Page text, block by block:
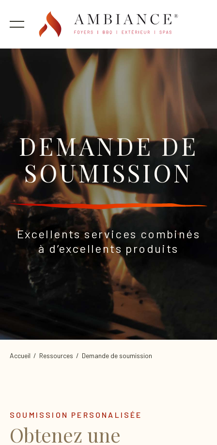
DEMANDE DE
SOUMISSION
Excellents services combinés
à d’excellents produits
Accueil / Ressources / Demande de soumission
SOUMISSION PERSONALISÉE
Obtenez une